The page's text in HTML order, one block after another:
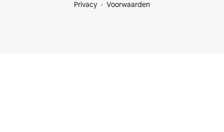
Privacy Voorwaarden